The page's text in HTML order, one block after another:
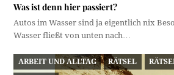
Was ist denn hier passiert?
Autos im Wasser sind ja eigentlich nix
Wasser fließt von unten nach…
ARBEIT UND ALLTAG RÄTSEL